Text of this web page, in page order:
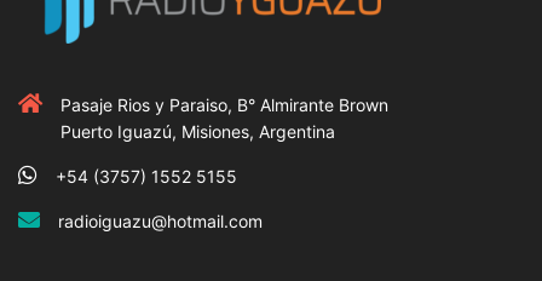
Pasaje Rios y Paraiso, B° Almirante Brown
Puerto Iguazú, Misiones, Argentina
+54 (3757) 1552 5155
radioiguazu@hotmail.com